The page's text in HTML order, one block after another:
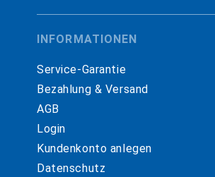
INFORMATIONEN
Service-Garantie
Bezahlung & Versand
AGB
Login
Kundenkonto anlegen
Datenschutz